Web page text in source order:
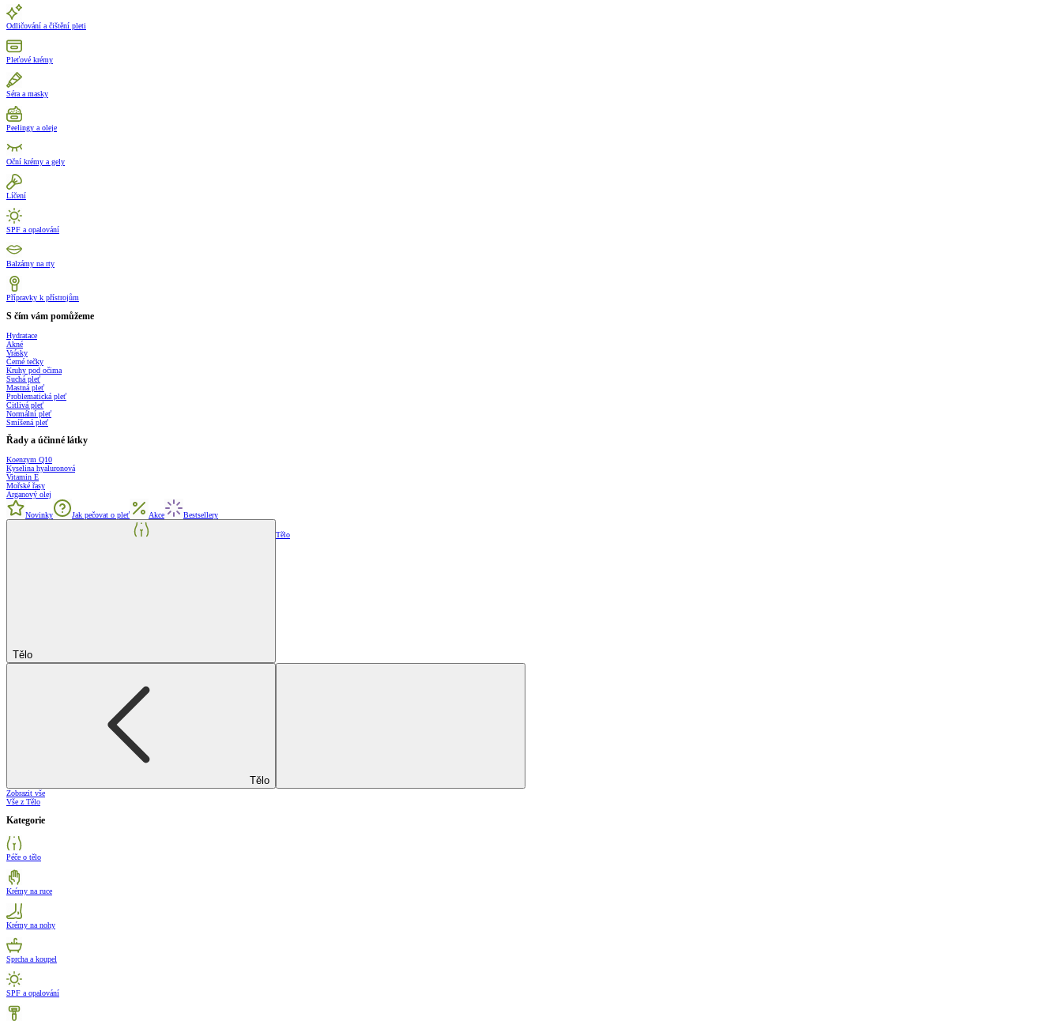
Odličování a čištění pleti
Pleťové krémy
Séra a masky
Peelingy a oleje
Oční krémy a gely
Líčení
SPF a opalování
Balzámy na rty
Přípravky k přístrojům
S čím vám pomůžeme
Hydratace
Akné
Vrásky
Černé tečky
Kruhy pod očima
Suchá pleť
Mastná pleť
Problematická pleť
Citlivá pleť
Normální pleť
Smíšená pleť
Řady a účinné látky
Koenzym Q10
Kyselina hyaluronová
Vitamin E
Mořské řasy
Arganový olej
Novinky Jak pečovat o pleť Akce Bestsellery
Tělo
Tělo
Tělo
Zobrazit vše
Vše z Tělo
Kategorie
Péče o tělo
Krémy na ruce
Krémy na nohy
Sprcha a koupel
SPF a opalování